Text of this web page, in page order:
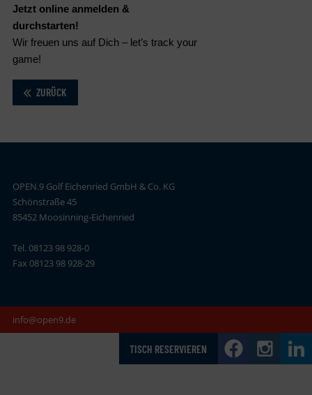
Jetzt online anmelden &
durchstarten!
Wir freuen uns auf Dich – let’s track your
game!
ZURÜCK
OPEN.9 Golf Eichenried GmbH & Co. KG
Schönstraße 45
85452 Moosinning-Eichenried
Tel. 08123 98 928-0
Fax 08123 98 928-29
info@open9.de
TISCH RESERVIEREN